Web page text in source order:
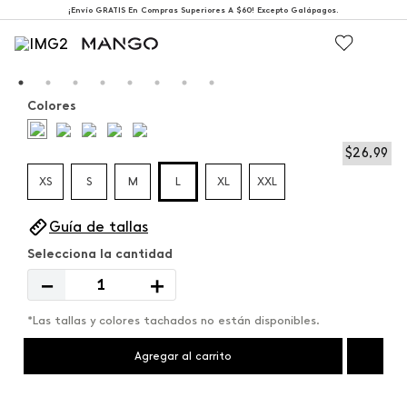
¡Envío GRATIS En Compras Superiores A $60! Excepto Galápagos.
$26,99
Colores
XS S M L XL XXL
Guía de tallas
＋
－
*Las tallas y colores tachados no están disponibles.
Agregar al carrito